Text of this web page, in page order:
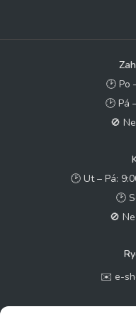
🕑 Po
🕑 Pá
🚫
🕑 Ut – Pá:
🕑
🚫
✉️ e-